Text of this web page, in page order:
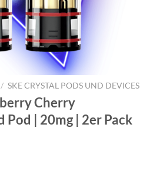
/ SKE CRYSTAL PODS UND DEVICES
Cherry
| 20mg | 2er Pack